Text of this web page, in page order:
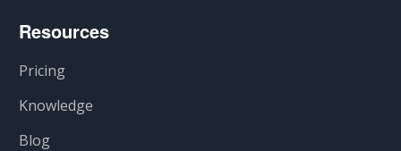
Resources
Pricing
Knowledge
Blog